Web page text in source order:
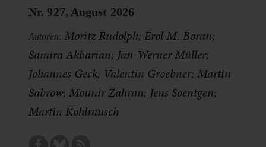
Nr. 927, August 2026
Autoren: Moritz Rudolph; Erol M. Boran;
Samira Akbarian; Jan-Werner Müller;
Johannes Geck; Valentin Groebner; Martin
Sabrow; Mounir Zahran; Jens Soentgen;
Martin Kohlrausch